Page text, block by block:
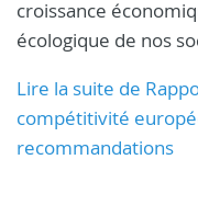
croissance
écologique de nos
Lire la suite de
compétitivité
recommandations